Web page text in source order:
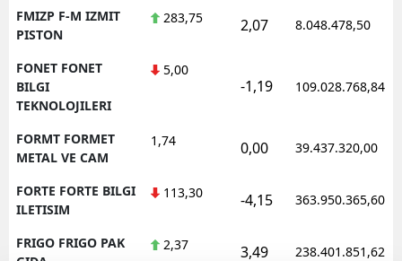
FMIZP F-M IZMIT
PISTON
283,75 2,07 8.048.478,50
FONET FONET
BILGI
TEKNOLOJILERI
5,00
-1,19 109.028.768,84
FORMT FORMET
METAL VE CAM
1,74 0,00 39.437.320,00
FORTE FORTE BILGI
ILETISIM
113,30 -4,15 363.950.365,60
FRIGO FRIGO PAK
2,37 3,49 238.401.851,62